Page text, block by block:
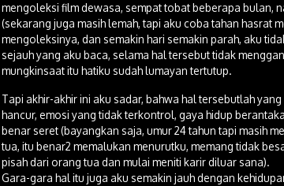
mengoleksi film dewasa, sempat tobat beberapa bulan,
(sekarang juga masih lemah, tapi aku coba tahan hasrat
mengoleksinya, dan semakin hari semakin parah, aku
sejauh yang aku baca, selama hal tersebut tidak
mungkinsaat itu hatiku sudah lumayan tertutup.
Tapi akhir-akhir ini aku sadar, bahwa hal tersebutlah
hancur, emosi yang tidak terkontrol, gaya hidup
benar seret (bayangkan saja, umur 24 tahun tapi masih
tua, itu benar2 memalukan menurutku, memang tidak
pisah dari orang tua dan mulai meniti karir diluar sana).
Gara-gara hal itu juga aku semakin jauh dengan